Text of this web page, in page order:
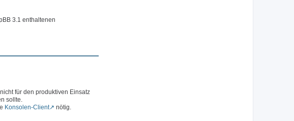
3.1 enthaltenen
für den produktiven Einsatz
sollte.
Konsolen-Client nötig.